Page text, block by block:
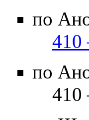
по
410
по
410